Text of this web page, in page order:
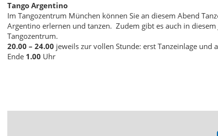
Tango Argentino
Im Tangozentrum München können Sie an diesem Abend
Argentino erlernen und tanzen. Zudem gibt es auch in
Tangozentrum.
20.00 – 24.00 jeweils zur vollen Stunde: erst Tanzeinlage und
Ende 1.00 Uhr